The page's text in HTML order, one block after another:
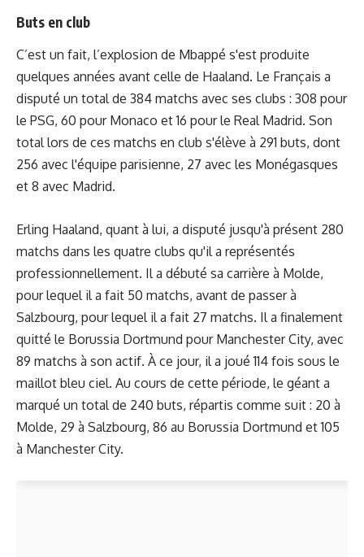
Buts en club
C’est un fait, l’explosion de Mbappé s'est produite
quelques années avant celle de Haaland. Le Français a
disputé un total de 384 matchs avec ses clubs : 308 pour
le PSG, 60 pour Monaco et 16 pour le Real Madrid. Son
total lors de ces matchs en club s'élève à 291 buts, dont
256 avec l'équipe parisienne, 27 avec les Monégasques
et 8 avec Madrid.
Erling Haaland, quant à lui, a disputé jusqu'à présent 280
matchs dans les quatre clubs qu'il a représentés
professionnellement. Il a débuté sa carrière à Molde,
pour lequel il a fait 50 matchs, avant de passer à
Salzbourg, pour lequel il a fait 27 matchs. Il a finalement
quitté le Borussia Dortmund pour Manchester City, avec
89 matchs à son actif. À ce jour, il a joué 114 fois sous le
maillot bleu ciel. Au cours de cette période, le géant a
marqué un total de 240 buts, répartis comme suit : 20 à
Molde, 29 à Salzbourg, 86 au Borussia Dortmund et 105
à Manchester City.